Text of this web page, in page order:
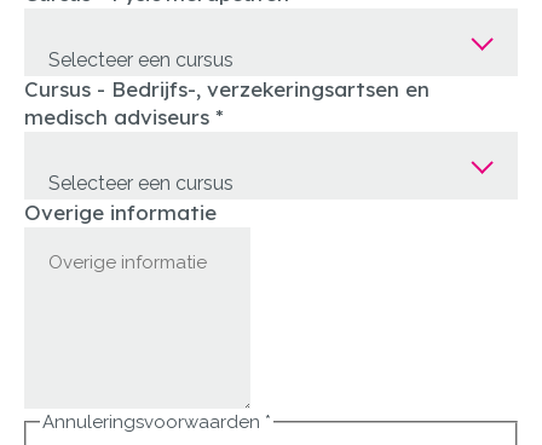
Selecteer een cursus
Cursus - Bedrijfs-, verzekeringsartsen en
medisch adviseurs *
Selecteer een cursus
Overige informatie
Annuleringsvoorwaarden *